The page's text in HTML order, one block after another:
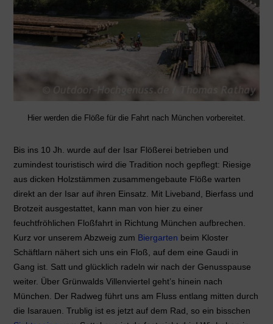
Hier werden die Flöße für die Fahrt nach München vorbereitet.
Bis ins 10 Jh. wurde auf der Isar Flößerei betrieben und
zumindest touristisch wird die Tradition noch gepflegt: Riesige
aus dicken Holzstämmen zusammengebaute Flöße warten
direkt an der Isar auf ihren Einsatz. Mit Liveband, Bierfass und
Brotzeit ausgestattet, kann man von hier zu einer
feuchtfröhlichen Floßfahrt in Richtung München aufbrechen.
Kurz vor unserem Abzweig zum Biergarten beim Kloster
Schäftlarn nähert sich uns ein Floß, auf dem eine Gaudi in
Gang ist. Satt und glücklich radeln wir nach der Genusspause
weiter. Über Grünwalds Villenviertel geht’s hinein nach
München. Der Radweg führt uns am Fluss entlang mitten durch
die Isarauen. Trublig ist es jetzt auf dem Rad, so ein bisschen